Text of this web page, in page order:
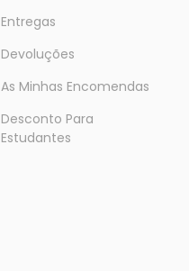
Entregas
Devoluções
As Minhas Encomendas
Desconto Para
Estudantes